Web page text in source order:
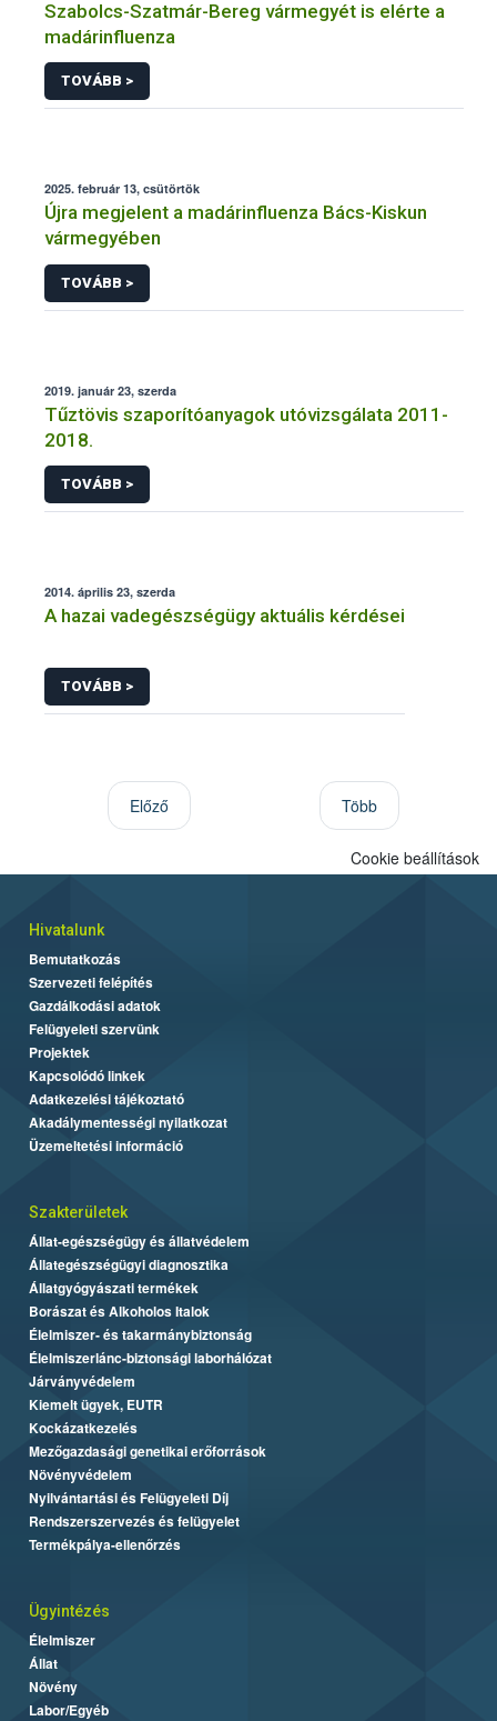
Szabolcs-Szatmár-Bereg vármegyét is elérte a
madárinfluenza
TOVÁBB >
2025. február 13, csütörtök
Újra megjelent a madárinfluenza Bács-Kiskun
vármegyében
TOVÁBB >
2019. január 23, szerda
Tűztövis szaporítóanyagok utóvizsgálata 2011-
2018.
TOVÁBB >
2014. április 23, szerda
A hazai vadegészségügy aktuális kérdései
TOVÁBB >
Előző Több
Cookie beállítások
Hivatalunk
Bemutatkozás
Szervezeti felépítés
Gazdálkodási adatok
Felügyeleti szervünk
Projektek
Kapcsolódó linkek
Adatkezelési tájékoztató
Akadálymentességi nyilatkozat
Üzemeltetési információ
Szakterületek
Állat-egészségügy és állatvédelem
Állategészségügyi diagnosztika
Állatgyógyászati termékek
Borászat és Alkoholos Italok
Élelmiszer- és takarmánybiztonság
Élelmiszerlánc-biztonsági laborhálózat
Járványvédelem
Kiemelt ügyek, EUTR
Kockázatkezelés
Mezőgazdasági genetikai erőforrások
Növényvédelem
Nyilvántartási és Felügyeleti Díj
Rendszerszervezés és felügyelet
Termékpálya-ellenőrzés
Ügyintézés
Élelmiszer
Állat
Növény
Labor/Egyéb